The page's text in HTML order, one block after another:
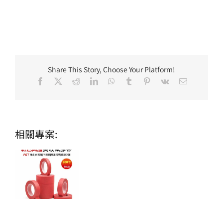
Share This Story, Choose Your Platform!
Facebook RedditLinkedInWhatsApp
Tumblr Pinterest
Vk Email:
相關專案: